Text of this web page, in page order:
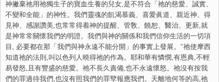
神撇棄祂用祂獨生子的寶血生養的兒女,是不符合「祂的慈愛、誠實、
不變和全能」的神性。我們靈魂的飢渴慕義、喜愛眞道、親近神、得
見神、感謝讚美,也常常得着神的提醒、管敎、饒恕、醫治、更新,就
是神常常關懷我們的明證。我們與神的關係和我們信仰生活的一切項
目, 必要都在那「我們與神永遠不能分開」的事實上發展。"祂使摩西
知道祂的法則,叫以色列人曉得祂的作為。耶和華有憐憫,有恩典,不輕
易發怒,且有豐盛的慈愛。祂不長久責備,也不永遠懷怒。祂沒有按我
們的罪過待我們,也沒有照我們的罪孼報應我們。天離地何等的高,祂